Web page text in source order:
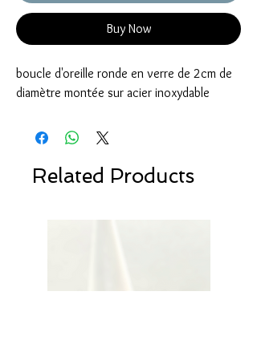
Buy Now
boucle d'oreille ronde en verre de 2cm de
diamètre montée sur acier inoxydable
Related Products